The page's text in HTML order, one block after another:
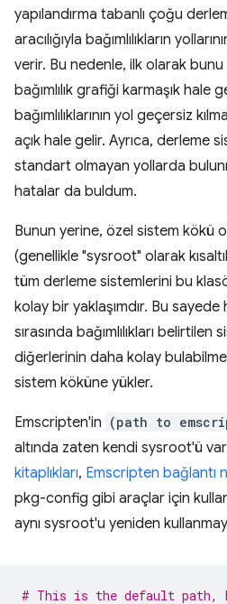
yapılandırma tabanlı çoğu
aracılığıyla bağımlılıkların
verir. Bu nedenle, ilk olarak
bağımlılık grafiği karmaşık hale
bağımlılıklarının yol geçersiz
açık hale gelir. Ayrıca, derleme
standart olmayan yollarda
hatalar da buldum.
Bunun yerine, özel sistem kökü
(genellikle "sysroot" olarak
tüm derleme sistemlerini bu
kolay bir yaklaşımdır. Bu
sırasında bağımlılıkları
diğerlerinin daha kolay
sistem köküne yükler.
Emscripten'in (path to
altında zaten kendi sysroot'ü
kitaplıkları, Emscripten bağlantı
pkg-config gibi araçlar için
aynı sysroot'u yeniden
# This is the default path,